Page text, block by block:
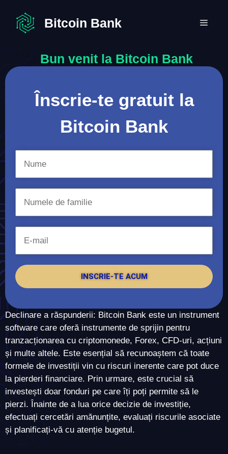
conținut
Bitcoin Bank
Bun venit la Bitcoin Bank
Declinare a răspunderii: Bitcoin Bank este un instrument
software care oferă instrumente de sprijin pentru
tranzacționarea cu criptomonede, Forex, CFD-uri, acțiuni
și multe altele. Este esențial să recunoaștem că toate
formele de investiții vin cu riscuri inerente care pot duce
la pierderi financiare. Prin urmare, este crucial să
investești doar fonduri pe care îți poți permite să le
pierzi. Înainte de a lua orice decizie de investiție,
efectuați cercetări amănunțite, evaluați riscurile asociate
și planificați-vă cu atenție bugetul.
Înscrie-te gratuit la
Bitcoin Bank
INSCRIE-TE ACUM